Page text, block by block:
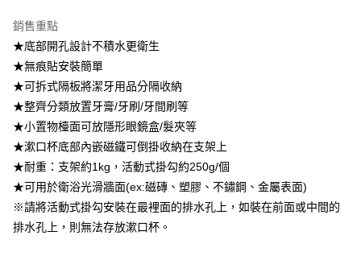
3.完整用戶服務條款，請詳閱以下連結：
銷售重點
★底部開孔設計不積水更衛生
★無痕貼安裝簡單
★可拆式隔板將潔牙用品分隔收納
★整齊分類放置牙膏/牙刷/牙間刷等
★小置物檯面可放隱形眼鏡盒/髮夾等
★漱口杯底部內嵌磁鐵可倒掛收納在支架上
★耐重：支架約1kg，活動式掛勾約250g/個
★可用於衛浴光滑牆面(ex:磁磚、塑膠、不鏽鋼、金屬表面)
※請將活動式掛勾安裝在最裡面的排水孔上，如裝在前面或中間的
排水孔上，則無法存放漱口杯。